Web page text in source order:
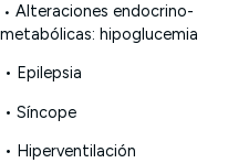
• Alteraciones endocrino-
metabólicas: hipoglucemia
• Epilepsia
• Síncope
• Hiperventilación